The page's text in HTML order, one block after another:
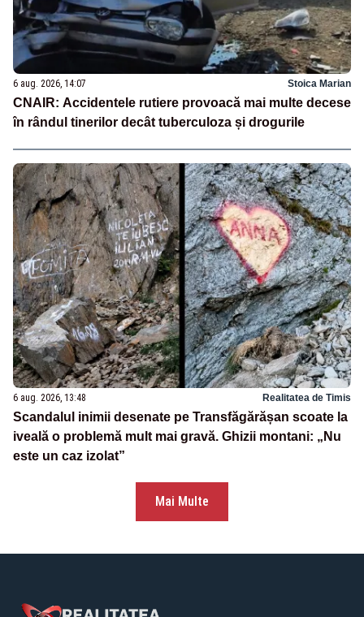
6 aug. 2026, 14:07 Stoica Marian
CNAIR: Accidentele rutiere provoacă mai multe decese
în rândul tinerilor decât tuberculoza și drogurile
6 aug. 2026, 13:48 Realitatea de Timis
Scandalul inimii desenate pe Transfăgărășan scoate la
iveală o problemă mult mai gravă. Ghizii montani: „Nu
este un caz izolat”
Mai Multe